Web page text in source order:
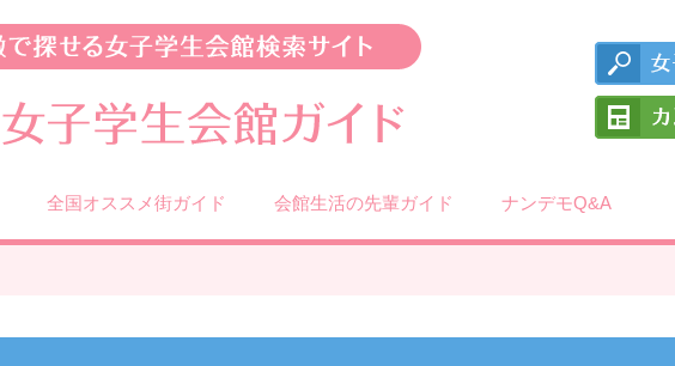
全国オススメ街ガイド 会館生活の先輩ガイド ナンデモQ&A